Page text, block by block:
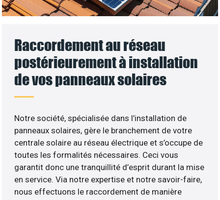
Raccordement au réseau
postérieurement à installation
de vos panneaux solaires
Notre société, spécialisée dans l’installation de
panneaux solaires, gère le branchement de votre
centrale solaire au réseau électrique et s’occupe de
toutes les formalités nécessaires. Ceci vous
garantit donc une tranquillité d’esprit durant la mise
en service. Via notre expertise et notre savoir-faire,
nous effectuons le raccordement de manière